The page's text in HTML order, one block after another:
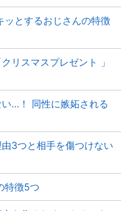
ッとするおじさんの特徴
リスマスプレゼント 」
…！ 同性に嫉妬される
3つと相手を傷つけない
特徴5つ